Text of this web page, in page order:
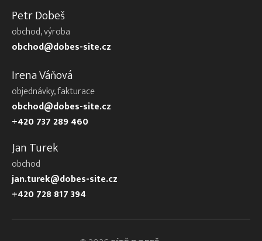
Petr Dobeš
obchod, výroba
obchod@dobes-site.cz
Irena Váňová
objednávky, fakturace
obchod@dobes-site.cz
+420 737 289 460
Jan Turek
obchod
jan.turek@dobes-site.cz
+420 728 817 394